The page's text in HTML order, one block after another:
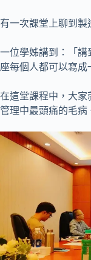
有一次課堂上聊到製
一位學姊講到：「講
座每個人都可以寫成
在這堂課程中，大家
管理中最頭痛的毛病